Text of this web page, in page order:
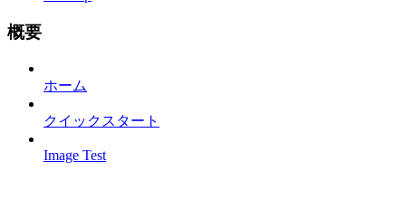
概要
ホーム
クイックスタート
Image Test